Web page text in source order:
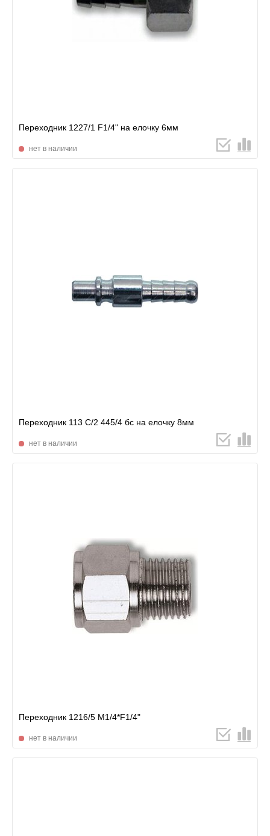
Переходник 1227/1 F1/4" на елочку 6мм
нет в наличии
Переходник 113 С/2 445/4 бс на елочку 8мм
нет в наличии
Переходник 1216/5 М1/4*F1/4"
нет в наличии